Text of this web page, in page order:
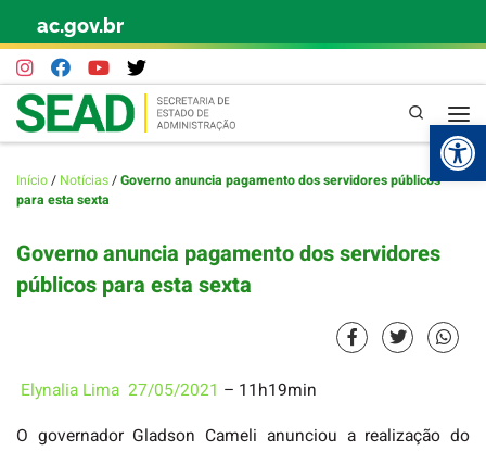
Skip to content
ac.gov.br
Pesquisa
Início/ Notícias/Governo anuncia pagamento dos servidores públicos
para esta sexta
Governo anuncia pagamento dos servidores
públicos para esta sexta
Elynalia Lima 27/05/2021 – 11h19min
O governador Gladson Cameli anunciou a realização do